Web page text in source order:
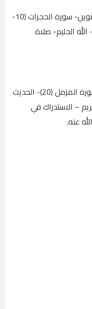
الإظهار الحلقي في النون الساكنة والتنوين- سورة الحجرات (10-
الحليم- صلاة
الإدغام في النون الساكنة والتنوين- سورة المزمل (20)- الحديث
– الاستدراك في
عنه.